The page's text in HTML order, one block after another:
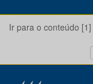
Ir para o conteúdo [1]